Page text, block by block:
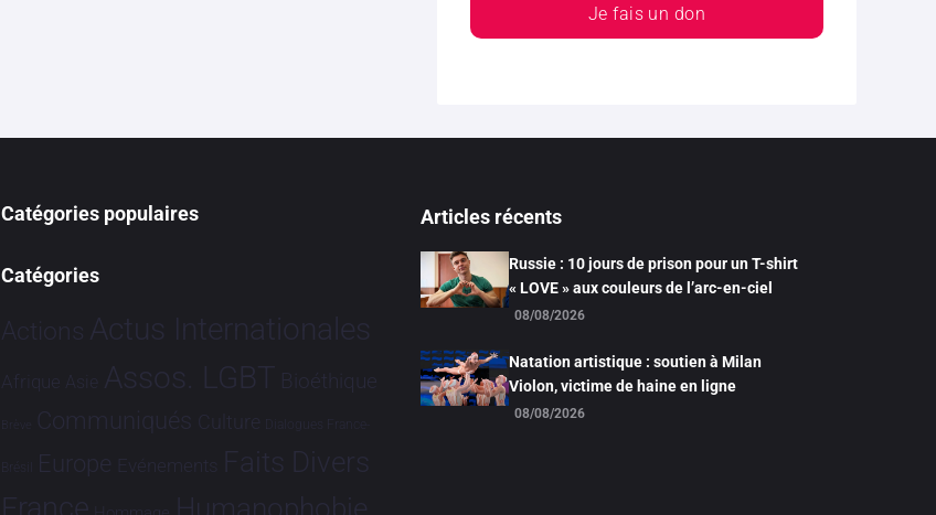
Je fais un don
Catégories populaires
Catégories
Actions Actus Internationales
Afrique Asie Assos. LGBT Bioéthique
Brève Communiqués Culture Dialogues France-
Brésil Europe Evénements Faits Divers
Humanophobie
Articles récents
Russie : 10 jours de prison pour un T-shirt
« LOVE » aux couleurs de l’arc-en-ciel
08/08/2026
Natation artistique : soutien à Milan
Violon, victime de haine en ligne
08/08/2026